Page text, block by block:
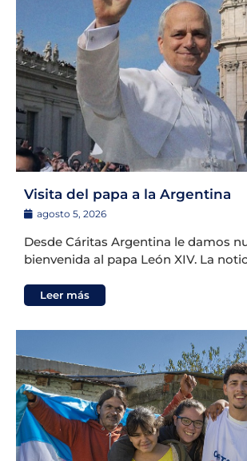
Visita del papa a la Argentina
agosto 5, 2026
Desde Cáritas Argentina le damos
bienvenida al papa León XIV. La
Leer más